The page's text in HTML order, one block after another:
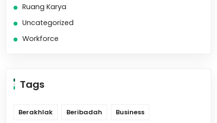
Ruang Karya
Uncategorized
Workforce
Tags
Berakhlak Beribadah Business